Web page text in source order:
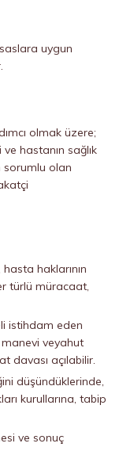
uygun
olmak üzere;
hastanın sağlık
sorumlu olan
haklarının
türlü müracaat,
istihdam eden
veyahut
davası açılabilir.
düşündüklerinde,
kurullarına, tabip
ve sonuç